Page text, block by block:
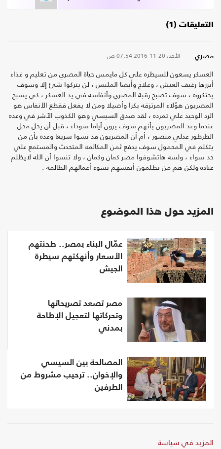
التعليقات (1)
مصري الأحد، 20-11-2016 07:54 ص
العسكر يسعون للسيطره علي كل مايمس حياة المصري من تعليم و غذاء
أبرزها رغيف العيش ، وعلاج وأيضا الملبس ، لن يتركوا شئ إلا وسوف
يحتكروه ، سوف تصبح رقبة المصري وأنفاسه في يد العسكر ، كي يسبح
المصريون هؤلاء المرتزقه بكرا وأصيلا ومن لا يفعل فقطع الأنفاس هو
الرد الوحيد علي تمرده ، لقد صدق السيسي وهو الكذوب الأشر في وعده
عندما وعد المصريون بأنهم سوف يرون أياما سوداء ، قبل أن يحل محل
الطرطور عدلي منصور ، أم أن المصريون قد نسوا سريعا وعده بأن من
يتكلم في المحمول سوف يدفع ثمن المكالمه المتحدث والمستمع علي
حد سواء ، ولسه هاتشوفوا مصر كمان وكمان ، ولا تنسوا أن الله لايظلم
عباده ولكن هم من يظلمون أنفسهم بسوء أعمالهم الظالمه .
المزيد حول هذا الموضوع
عمّال البناء بمصر.. طحنتهم
الأسعار وأنهكتهم سيطرة
الجيش
مصر تصعد تصريحاتها
وتحركاتها لتعجيل الإطاحة
بمدني
المصالحة بين السيسي
والإخوان.. ترحيب مشروط من
الطرفين
المزيد في سياسة